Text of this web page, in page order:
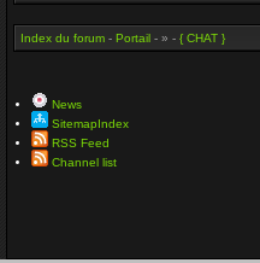
Index du forum - Portail - » - { CHAT }
News
SitemapIndex
RSS Feed
Channel list